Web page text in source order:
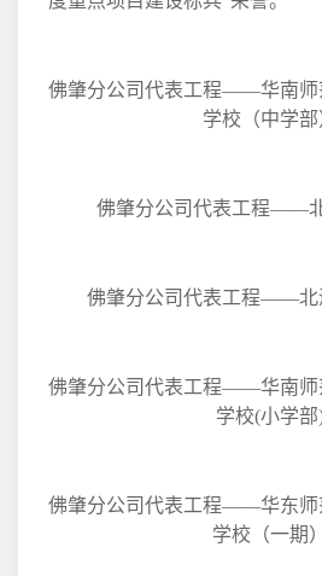
佛肇分公司代表工程——华南师
学校（中学部
佛肇分公司代表工程——
佛肇分公司代表工程——北
佛肇分公司代表工程——华南师
学校(小学部
佛肇分公司代表工程——华东师
学校（一期）